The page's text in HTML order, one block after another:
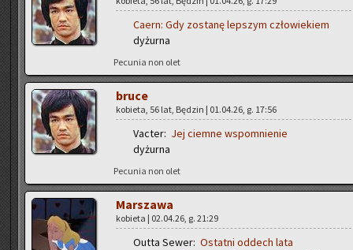
Caern: Gdy zo­sta­nę lep­szym czło­wie­kiem
dy­żur­na
Pe­cu­nia non olet
bruce
ko­bie­ta, 56 lat, Bę­dzin | 01.04.26, g. 17:56
Vac­ter: Jej ciem­ne wspo­mnie­nie
dy­żur­na
Pe­cu­nia non olet
Mar­sza­wa
ko­bie­ta | 02.04.26, g. 21:29
Outta Sewer: Ostat­ni od­dech lata